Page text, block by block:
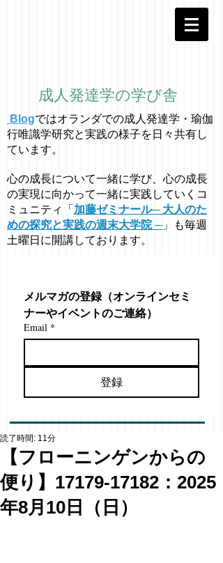
成人発達学の学び舎
Blogではオラ ンダでの成人発達学・ 瑜伽
行唯識学研究と実践の様子を日々共有し
ています。
心の成長について一緒に学び、心の成長
の実現に向かって一緒に実践していくコ
ミュニティ「 加藤ゼミナール─ 大人のた
めの探究と実践の週末大学院 ─」も毎週
土曜日に開講しております。
メルマガの登録（オンラインセミ
ナーやイベントのご連絡）
Email *
登録
【フローニンゲンからの
便り】17179-17182：2025
年8月10日（日）
読了時間: 11分